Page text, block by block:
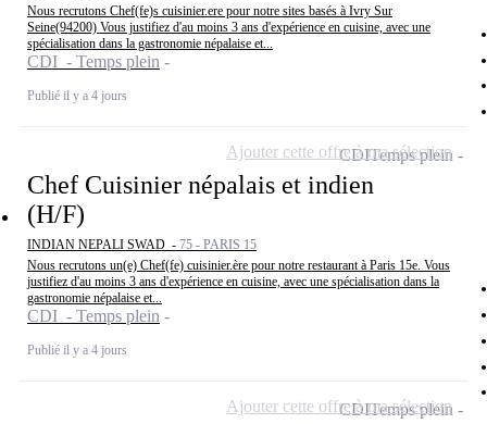
Nous recrutons Chef(fe)s cuisinier.ere pour notre sites basés à Ivry Sur
Seine(94200) Vous justifiez d'au moins 3 ans d'expérience en cuisine, avec une
spécialisation dans la gastronomie népalaise et...
CDI - Temps plein
Publié il y a 4 jours
Chef Cuisinier népalais et indien
(H/F)
INDIAN NEPALI SWAD - 75 - PARIS 15
Nous recrutons un(e) Chef(fe) cuisinier.ère pour notre restaurant à Paris 15e. Vous
justifiez d'au moins 3 ans d'expérience en cuisine, avec une spécialisation dans la
gastronomie népalaise et...
CDI - Temps plein
Publié il y a 4 jours
CDITemps plein
Ajouter cette offre à ma sélection
CDITemps plein
Ajouter cette offre à ma sélection